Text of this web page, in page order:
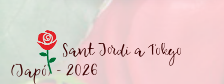
Sant Jordi a Tokyo
(Japó) - 2026